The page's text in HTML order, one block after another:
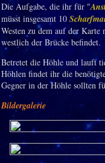
Die Aufgabe, die ihr für "
müsst insgesamt 10
Westen zu dem auf der
westlich der Brücke befindet.
Betretet die Höhle und lauft
Höhlen findet ihr die
Gegner in der Höhle sollten
Bildergalerie